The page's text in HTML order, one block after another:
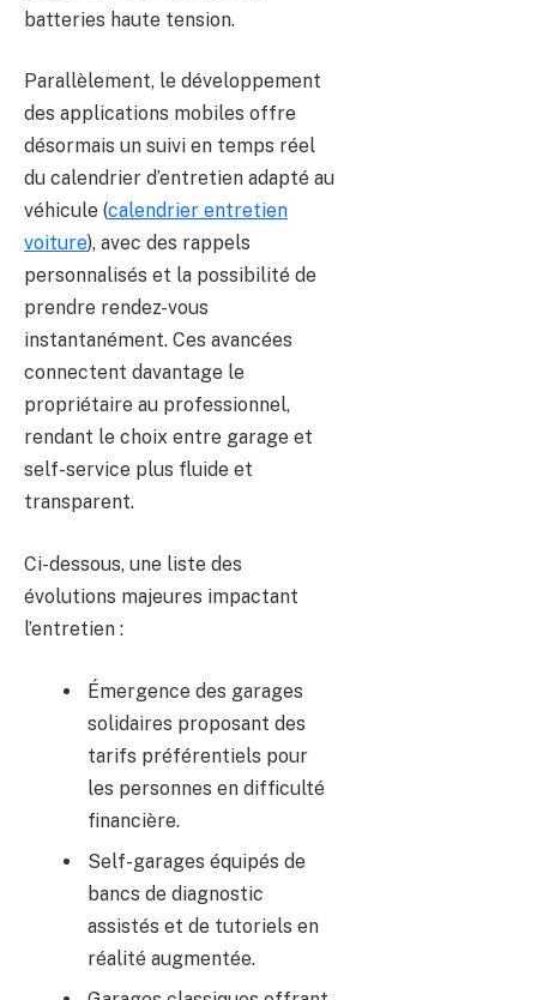
batteries haute tension.
Parallèlement, le développement
des applications mobiles offre
désormais un suivi en temps réel
du calendrier d’entretien adapté au
véhicule (calendrier entretien
voiture), avec des rappels
personnalisés et la possibilité de
prendre rendez-vous
instantanément. Ces avancées
connectent davantage le
propriétaire au professionnel,
rendant le choix entre garage et
self-service plus fluide et
transparent.
Ci-dessous, une liste des
évolutions majeures impactant
l’entretien :
Émergence des garages
solidaires proposant des
tarifs préférentiels pour
les personnes en difficulté
financière.
Self-garages équipés de
bancs de diagnostic
assistés et de tutoriels en
réalité augmentée.